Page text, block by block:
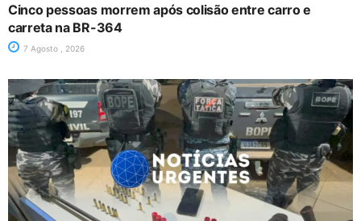
Cinco pessoas morrem após colisão entre carro e
carreta na BR-364
7 Agosto , 2026